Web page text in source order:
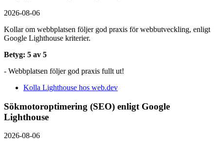
2026-08-06
Kollar om webbplatsen följer god praxis för webbutveckling, enligt
Google Lighthouse kriterier.
Betyg: 5 av 5
- Webbplatsen följer god praxis fullt ut!
Kolla Lighthouse hos web.dev
Sökmotoroptimering (SEO) enligt Google
Lighthouse
2026-08-06